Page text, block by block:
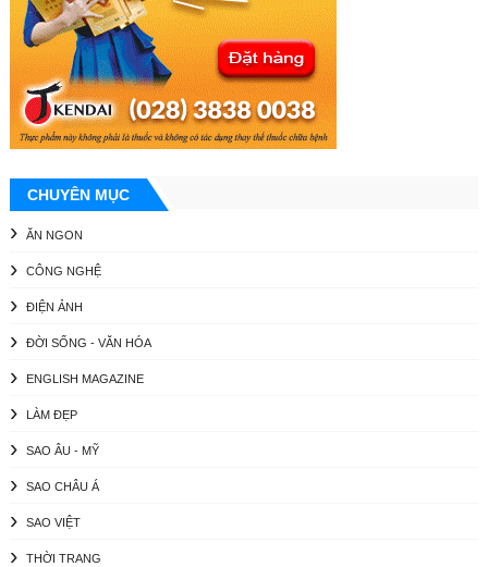
CHUYÊN MỤC
ĂN NGON
CÔNG NGHỆ
ĐIỆN ẢNH
ĐỜI SỐNG - VĂN HÓA
ENGLISH MAGAZINE
LÀM ĐẸP
SAO ÂU - MỸ
SAO CHÂU Á
SAO VIỆT
THỜI TRANG